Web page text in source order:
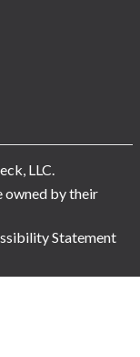
LLC.
owned by their
Statement